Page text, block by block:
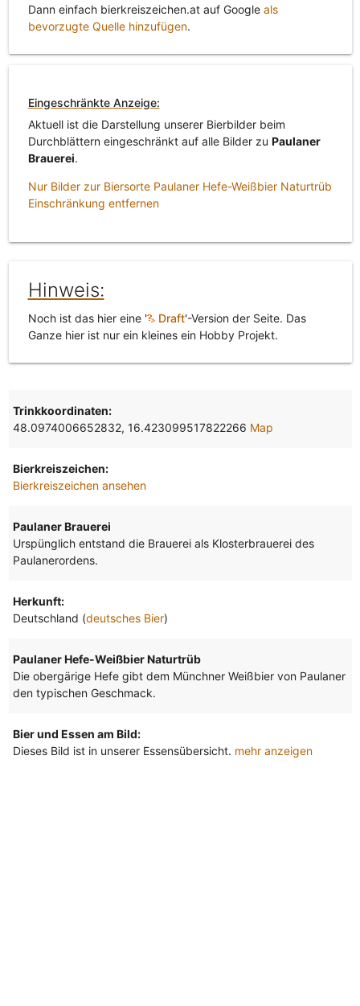
Dann einfach bierkreiszeichen.at auf Google als
bevorzugte Quelle hinzufügen.
Eingeschränkte Anzeige:
Aktuell ist die Darstellung unserer Bierbilder beim
Durchblättern eingeschränkt auf alle Bilder zu Paulaner
Brauerei.
Nur Bilder zur Biersorte Paulaner Hefe-Weißbier Naturtrüb
Einschränkung entfernen
Hinweis:
Noch ist das hier eine ' Draft'-Version der Seite. Das
Ganze hier ist nur ein kleines ein Hobby Projekt.
Trinkkoordinaten:
48.0974006652832, 16.423099517822266 Map
Bierkreiszeichen:
Bierkreiszeichen ansehen
Paulaner Brauerei
Urspünglich entstand die Brauerei als Klosterbrauerei des
Paulanerordens.
Herkunft:
Deutschland (deutsches Bier)
Paulaner Hefe-Weißbier Naturtrüb
Die obergärige Hefe gibt dem Münchner Weißbier von Paulaner
den typischen Geschmack.
Bier und Essen am Bild:
Dieses Bild ist in unserer Essensübersicht. mehr anzeigen